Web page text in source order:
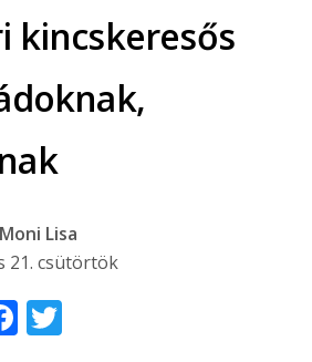
kincskeresős
Lisa
21. csütörtök
Facebook